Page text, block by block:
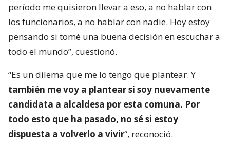
período me quisieron llevar a eso, a no hablar con
los funcionarios, a no hablar con nadie. Hoy estoy
pensando si tomé una buena decisión en escuchar a
todo el mundo”, cuestionó.
“Es un dilema que me lo tengo que plantear. Y
también me voy a plantear si soy nuevamente
candidata a alcaldesa por esta comuna. Por
todo esto que ha pasado, no sé si estoy
dispuesta a volverlo a vivir“, reconoció.